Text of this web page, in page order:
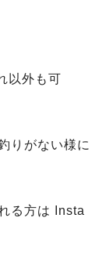
以外も可
りがない様に
る方は Insta